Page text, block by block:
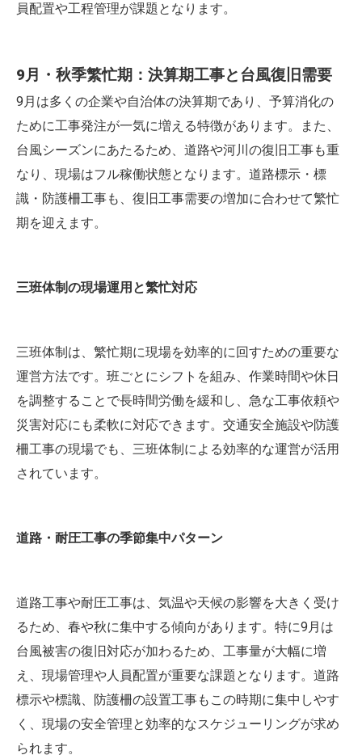
員配置や工程管理が課題となります。
9月・秋季繁忙期：決算期工事と台風復旧需要
9月は多くの企業や自治体の決算期であり、予算消化の
ために工事発注が一気に増える特徴があります。また、
台風シーズンにあたるため、道路や河川の復旧工事も重
なり、現場はフル稼働状態となります。道路標示・標
識・防護柵工事も、復旧工事需要の増加に合わせて繁忙
期を迎えます。
三班体制の現場運用と繁忙対応
三班体制は、繁忙期に現場を効率的に回すための重要な
運営方法です。班ごとにシフトを組み、作業時間や休日
を調整することで長時間労働を緩和し、急な工事依頼や
災害対応にも柔軟に対応できます。交通安全施設や防護
柵工事の現場でも、三班体制による効率的な運営が活用
されています。
道路・耐圧工事の季節集中パターン
道路工事や耐圧工事は、気温や天候の影響を大きく受け
るため、春や秋に集中する傾向があります。特に9月は
台風被害の復旧対応が加わるため、工事量が大幅に増
え、現場管理や人員配置が重要な課題となります。道路
標示や標識、防護柵の設置工事もこの時期に集中しやす
く、現場の安全管理と効率的なスケジューリングが求め
られます。